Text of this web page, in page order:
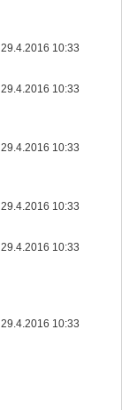
29.4.2016 10:33
29.4.2016 10:33
29.4.2016 10:33
29.4.2016 10:33
29.4.2016 10:33
29.4.2016 10:33